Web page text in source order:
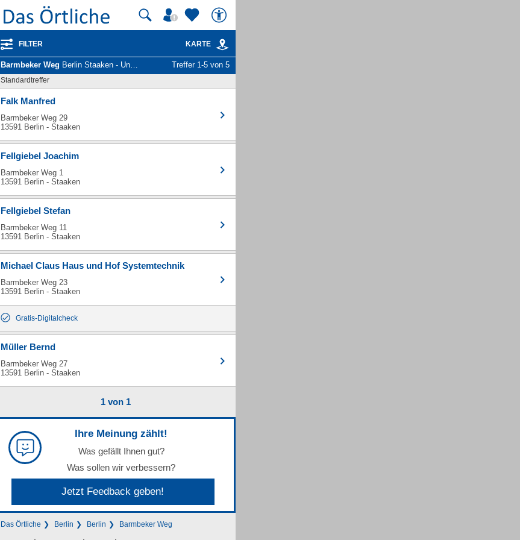
FILTER KARTE
Barmbeker Weg Berlin Staaken - Unternehmen und Personen Treffer 1-5 von 5
Standardtreffer
Falk Manfred
Barmbeker Weg 29
13591 Berlin - Staaken
Fellgiebel Joachim
Barmbeker Weg 1
13591 Berlin - Staaken
Fellgiebel Stefan
Barmbeker Weg 11
13591 Berlin - Staaken
Michael Claus Haus und Hof Systemtechnik
Barmbeker Weg 23
13591 Berlin - Staaken
Gratis-Digitalcheck
Müller Bernd
Barmbeker Weg 27
13591 Berlin - Staaken
1 von 1
Ihre Meinung zählt!
Was gefällt Ihnen gut?
Was sollen wir verbessern?
Jetzt Feedback geben!
Das Örtliche Berlin Berlin Barmbeker Weg